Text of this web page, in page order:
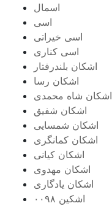
اسمال
اسی
اسی خیراتی
اسی کناری
اشکان بلندرفتار
اشکان رسا
اشکان شاه محمدی
اشکان شفیق
اشکان شمسایی
اشکان‌ کمانگری
اشکان کیانی
اشکان مهدوی
اشکان یادگاری
اشکین ۰۰۹۸